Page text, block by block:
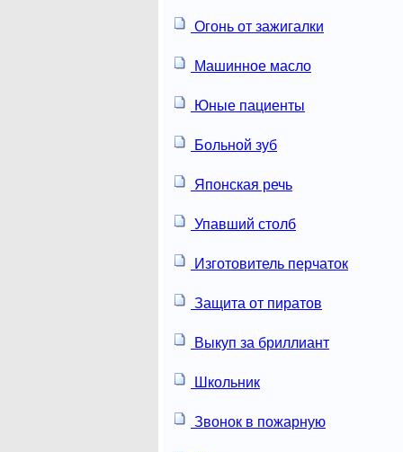
Огонь от зажигалки
Машинное масло
Юные пациенты
Больной зуб
Японская речь
Упавший столб
Изготовитель перчаток
Защита от пиратов
Выкуп за бриллиант
Школьник
Звонок в пожарную